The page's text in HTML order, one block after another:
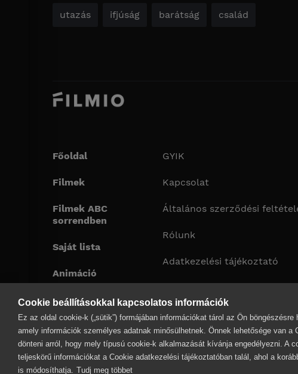
utazás ifjúság barátság család
Főoldal
Filmek
Filmek ABC
sorrendben
Saját lista
Animáció
GYIK
Kapcsolat
Általános szerződési
Rólunk
Adatkezelési tájékoztató
Cookie adatkezelési és
tájékoztató
Elérhető csomagok
Cookie beállításokkal kapcsolatos információk
Ez az oldal cookie-k („sütik”) formájában információkat tárol az Ön
amely információk személyes adatnak minősülhetnek. Önnek lehetősége van a
dönteni arról, hogy mely típusú cookie-k alkalmazását kívánja engedélyezni. A
teljeskörű információkat a Cookie adatkezelési tájékoztatóban talál, ahol a
is módosíthatja. Tudj meg többet